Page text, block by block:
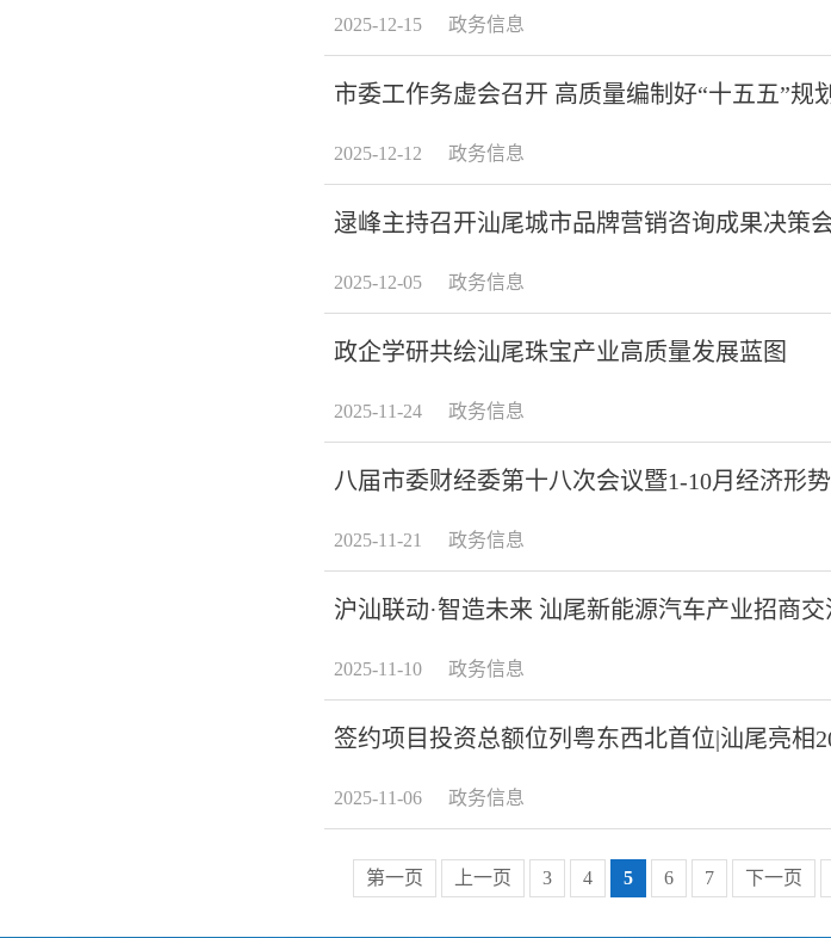
2025-12-15 政务信息
市委工作务虚会召开 高质量编制好“十五五”
2025-12-12 政务信息
逯峰主持召开汕尾城市品牌营销咨询成果决策
2025-12-05 政务信息
政企学研共绘汕尾珠宝产业高质量发展蓝图
2025-11-24 政务信息
八届市委财经委第十八次会议暨1-10月经济形
2025-11-21 政务信息
沪汕联动·智造未来 汕尾新能源汽车产业招商
2025-11-10 政务信息
签约项目投资总额位列粤东西北首位|汕尾亮相
2025-11-06 政务信息
第一页 上一页 3 4 5 6 7 下一页